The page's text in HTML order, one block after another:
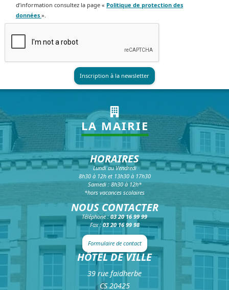
d’information consultez la page « Politique de protection des
données ».
LA MAIRIE
HORAIRES
Lundi au Vendredi
8h30 à 12h et 13h30 à 17h30
Samedi : 8h30 à 12h*
*hors vacances scolaires
NOUS CONTACTER
Téléphone :03 20 16 99 99
Fax : 03 20 16 99 98
Formulaire de contact
HÔTEL DE VILLE
39 rue faidherbe
CS 20425